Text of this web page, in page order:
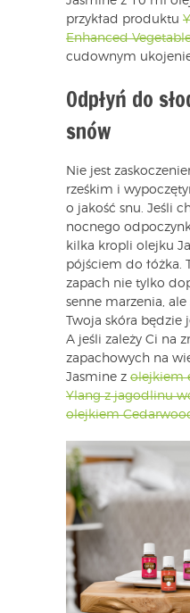
przykład produktu
Enhanced
cudownym
Odpłyń do
snów
Nie jest
rześkim i
o jakość snu. Jeśli
nocnego
kilka kropli olejku
pójściem do łóżka.
zapach nie tylko
senne marzenia,
Twoja skóra będzie
A jeśli zależy Ci na
zapachowych na
Jasmine z olejkiem
Ylang z jagodlinu
olejkiem